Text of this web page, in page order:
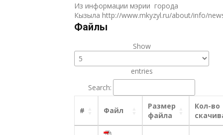
Из информации мэрии города
Кызыла http://www.mkyzyl.ru/about/info/
Файлы
Show
entries
Search:
# Файл
Размер
файла
Кол-во